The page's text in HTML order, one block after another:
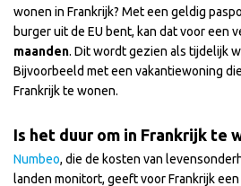
wonen in Frankrijk? Met een geldig
burger uit de EU bent, kan dat voor een
maanden. Dit wordt gezien als tijdelijk
Bijvoorbeeld met een vakantiewoning
Frankrijk te wonen.
Is het duur om in Frankrijk te
Numbeo, die de kosten van
landen monitort, geeft voor Frankrijk